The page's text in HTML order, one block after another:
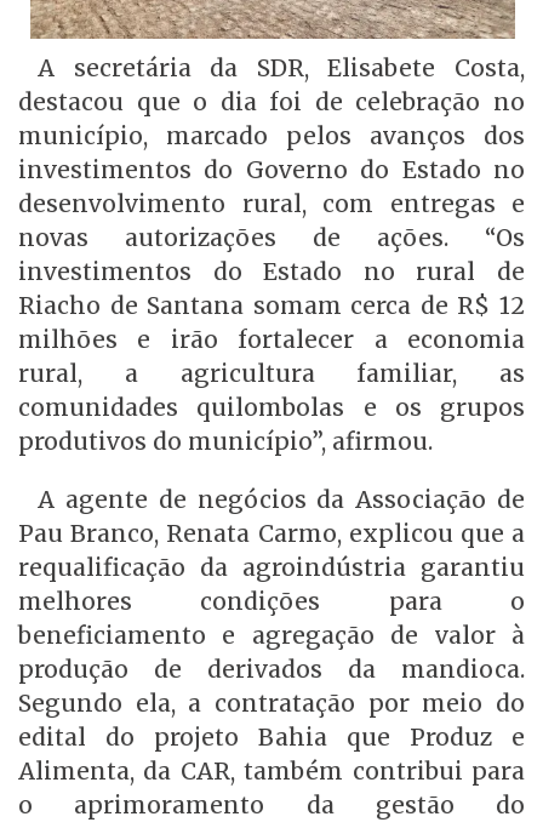
A secretária da SDR, Elisabete Costa,
destacou que o dia foi de celebração no
município, marcado pelos avanços dos
investimentos do Governo do Estado no
desenvolvimento rural, com entregas e
novas autorizações de ações. “Os
investimentos do Estado no rural de
Riacho de Santana somam cerca de R$ 12
milhões e irão fortalecer a economia
rural, a agricultura familiar, as
comunidades quilombolas e os grupos
produtivos do município”, afirmou.
A agente de negócios da Associação de
Pau Branco, Renata Carmo, explicou que a
requalificação da agroindústria garantiu
melhores condições para o
beneficiamento e agregação de valor à
produção de derivados da mandioca.
Segundo ela, a contratação por meio do
edital do projeto Bahia que Produz e
Alimenta, da CAR, também contribui para
o aprimoramento da gestão do